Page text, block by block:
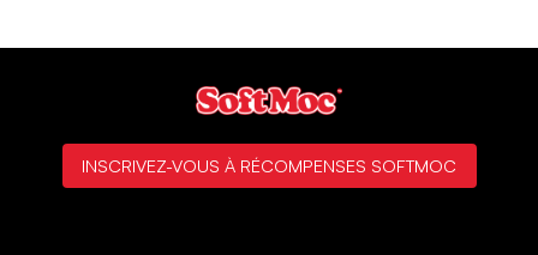
INSCRIVEZ-VOUS À RÉCOMPENSES SOFTMOC